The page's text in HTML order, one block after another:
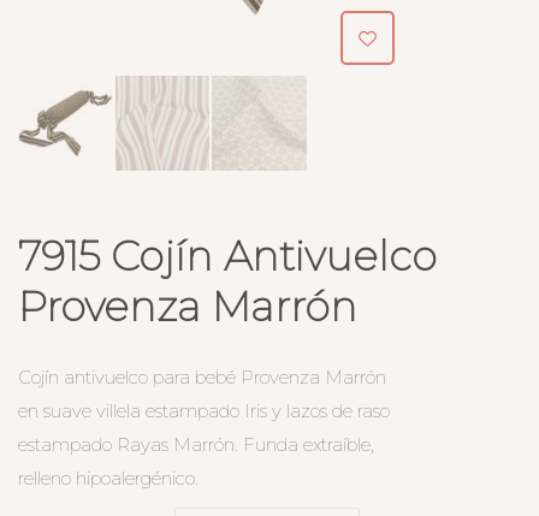
7915 Cojín Antivuelco
Provenza Marrón
Cojín antivuelco para bebé Provenza Marrón
en suave villela estampado Iris y lazos de raso
estampado Rayas Marrón. Funda extraíble,
relleno hipoalergénico.